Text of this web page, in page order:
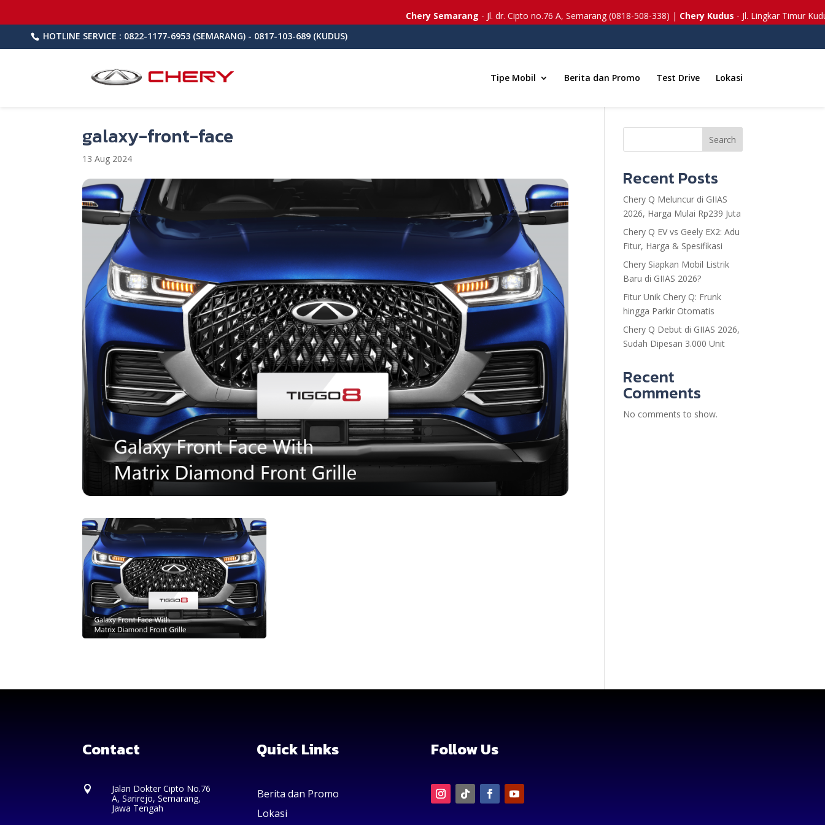
HOTLINE SERVICE : 0822-1177-6953 (SEMARANG) - 0817-103-689 (KUDUS)
Tipe Mobil Berita dan Promo Test Drive Lokasi
galaxy-front-face
13 Aug 2024
Chery Semarang- Jl. dr. Cipto no.76 A, Semarang (0818-508-338) |Chery Kudus- Jl. Lingkar Timur Kudus
Search
Recent Posts
Chery Q Meluncur di GIIAS
2026, Harga Mulai Rp239 Juta
Chery Q EV vs Geely EX2: Adu
Fitur, Harga & Spesifikasi
Chery Siapkan Mobil Listrik
Baru di GIIAS 2026?
Fitur Unik Chery Q: Frunk
hingga Parkir Otomatis
Chery Q Debut di GIIAS 2026,
Sudah Dipesan 3.000 Unit
Recent
Comments
No comments to show.
Contact

Jalan Dokter Cipto No.76
A, Sarirejo, Semarang,
Jawa Tengah
Quick Links
Berita dan Promo
Lokasi
Follow Us